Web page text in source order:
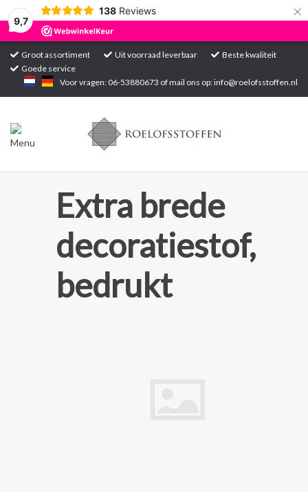
9,7
138 Reviews ×
Groot assortiment Uit voorraad leverbaar
Beste kwaliteit
Goede service
Voor vragen: 06-53880673 of mail ons op:info@roelofsstoffen.nl
Home
Extra brede
decoratiestof,
bedrukt